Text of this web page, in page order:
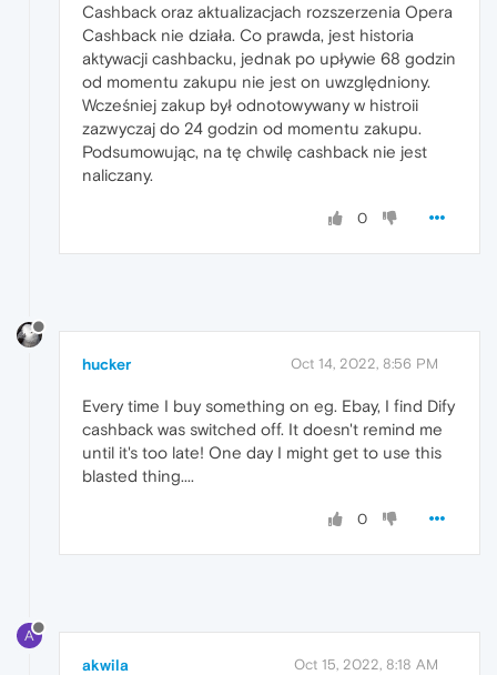
Cashback oraz aktualizacjach rozszerzenia Opera
Cashback nie działa. Co prawda, jest historia
aktywacji cashbacku, jednak po upływie 68 godzin
od momentu zakupu nie jest on uwzględniony.
Wcześniej zakup był odnotowywany w histroii
zazwyczaj do 24 godzin od momentu zakupu.
Podsumowując, na tę chwilę cashback nie jest
naliczany.
0
hucker Oct 14, 2022, 8:56 PM
Every time I buy something on eg. Ebay, I find Dify
cashback was switched off. It doesn't remind me
until it's too late! One day I might get to use this
blasted thing....
0
A
akwila Oct 15, 2022, 8:18 AM